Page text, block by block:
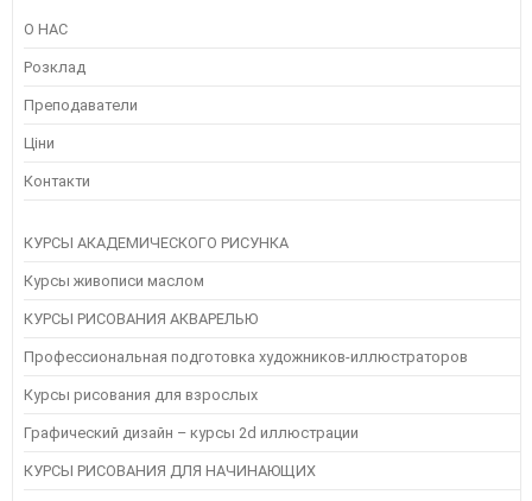
О НАС
Розклад
Преподаватели
Ціни
Контакти
КУРСЫ АКАДЕМИЧЕСКОГО РИСУНКА
Курсы живописи маслом
КУРСЫ РИСОВАНИЯ АКВАРЕЛЬЮ
Профессиональная подготовка художников-иллюстраторов
Курсы рисования для взрослых
Графический дизайн – курсы 2d иллюстрации
КУРСЫ РИСОВАНИЯ ДЛЯ НАЧИНАЮЩИХ